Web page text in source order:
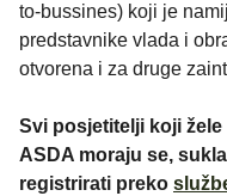
to-bussines) koji je
predstavnike vlada i
otvorena i za druge
Svi posjetitelji koji
ASDA moraju se,
registrirati preko